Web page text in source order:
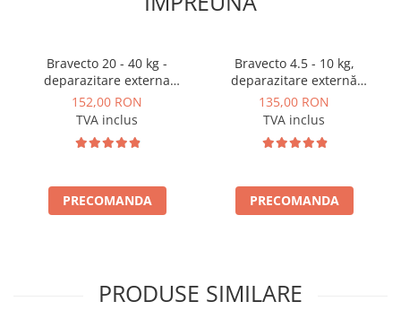
Bravecto 20 - 40 kg -
deparazitare externa
pentru caini
152,00 RON
TVA inclus
PRECOMANDA
Bravecto 4.5 - 10 kg,
deparazitare externă
pentru câini
135,00 RON
TVA inclus
PRECOMANDA
PRODUSE SIMILARE